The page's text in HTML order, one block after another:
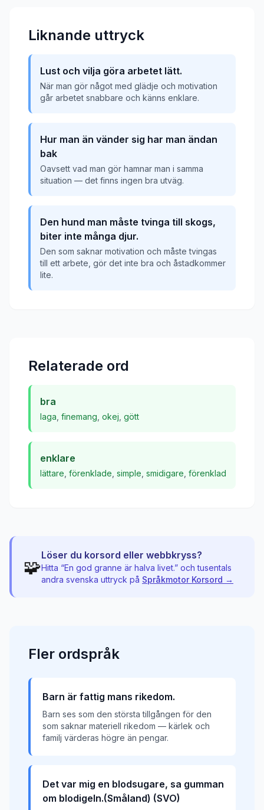
Liknande uttryck
Lust och vilja göra arbetet lätt.
När man gör något med glädje och motivation
går arbetet snabbare och känns enklare.
Hur man än vänder sig har man ändan
bak
Oavsett vad man gör hamnar man i samma
situation — det finns ingen bra utväg.
Den hund man måste tvinga till skogs,
biter inte många djur.
Den som saknar motivation och måste tvingas
till ett arbete, gör det inte bra och åstadkommer
lite.
Relaterade ord
bra
laga finemang okej gött
enklare
lättare förenklade simple smidigare förenklad
🧩
Löser du korsord eller webbkryss?
Hitta “En god granne är halva livet.” och tusentals
andra svenska uttryck på Språkmotor Korsord →
Fler ordspråk
Barn är fattig mans rikedom.
Barn ses som den största tillgången för den
som saknar materiell rikedom — kärlek och
familj värderas högre än pengar.
Det var mig en blodsugare, sa gumman
om blodigeln.(Småland) (SVO)